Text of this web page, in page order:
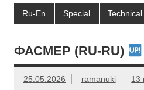
Ru-En Special Technical
ФАСМЕР (RU-RU)
25.05.2026 ramanuki 13